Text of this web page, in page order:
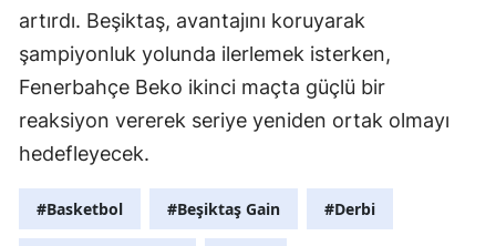
artırdı. Beşiktaş, avantajını koruyarak
şampiyonluk yolunda ilerlemek isterken,
Fenerbahçe Beko ikinci maçta güçlü bir
reaksiyon vererek seriye yeniden ortak olmayı
hedefleyecek.
#Basketbol #Beşiktaş Gain #Derbi